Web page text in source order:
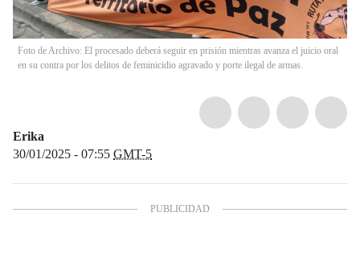
Foto de Archivo: El procesado deberá seguir en prisión mientras avanza el juicio oral
en su contra por los delitos de feminicidio agravado y porte ilegal de armas.
Erika
30/01/2025 - 07:55 GMT-5